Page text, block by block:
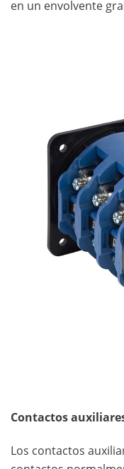
en un envolvente
Contactos
Los contactos